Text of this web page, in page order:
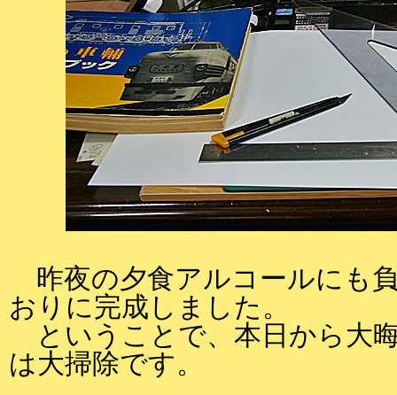
昨夜の夕食アルコールにも
おりに完成しました。
ということで、本日から大
は大掃除です。